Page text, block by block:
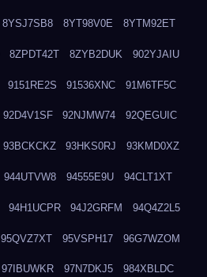
8YSJ7SB8 8YT98V0E 8YTM92ET
8ZPDT42T 8ZYB2DUK 902YJAIU
9151RE2S 91536XNC 91M6TF5C
92D4V1SF 92NJMW74 92QEGUIC
93BCKCKZ 93HKS0RJ 93KMD0XZ
944UTVW8 94555E9U 94CLT1XT
94H1UCPR 94J2GRFM 94Q4Z2L5
95QVZ7XT 95VSPH17 96G7WZOM
97IBUWKR 97N7DKJ5 984XBLDC